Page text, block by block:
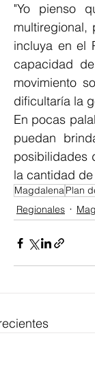
"Yo pienso
incluya en el
capacidad
movimiento
En pocas
puedan
posibilidades
la cantidad
MagdalenaPlan
Regionales